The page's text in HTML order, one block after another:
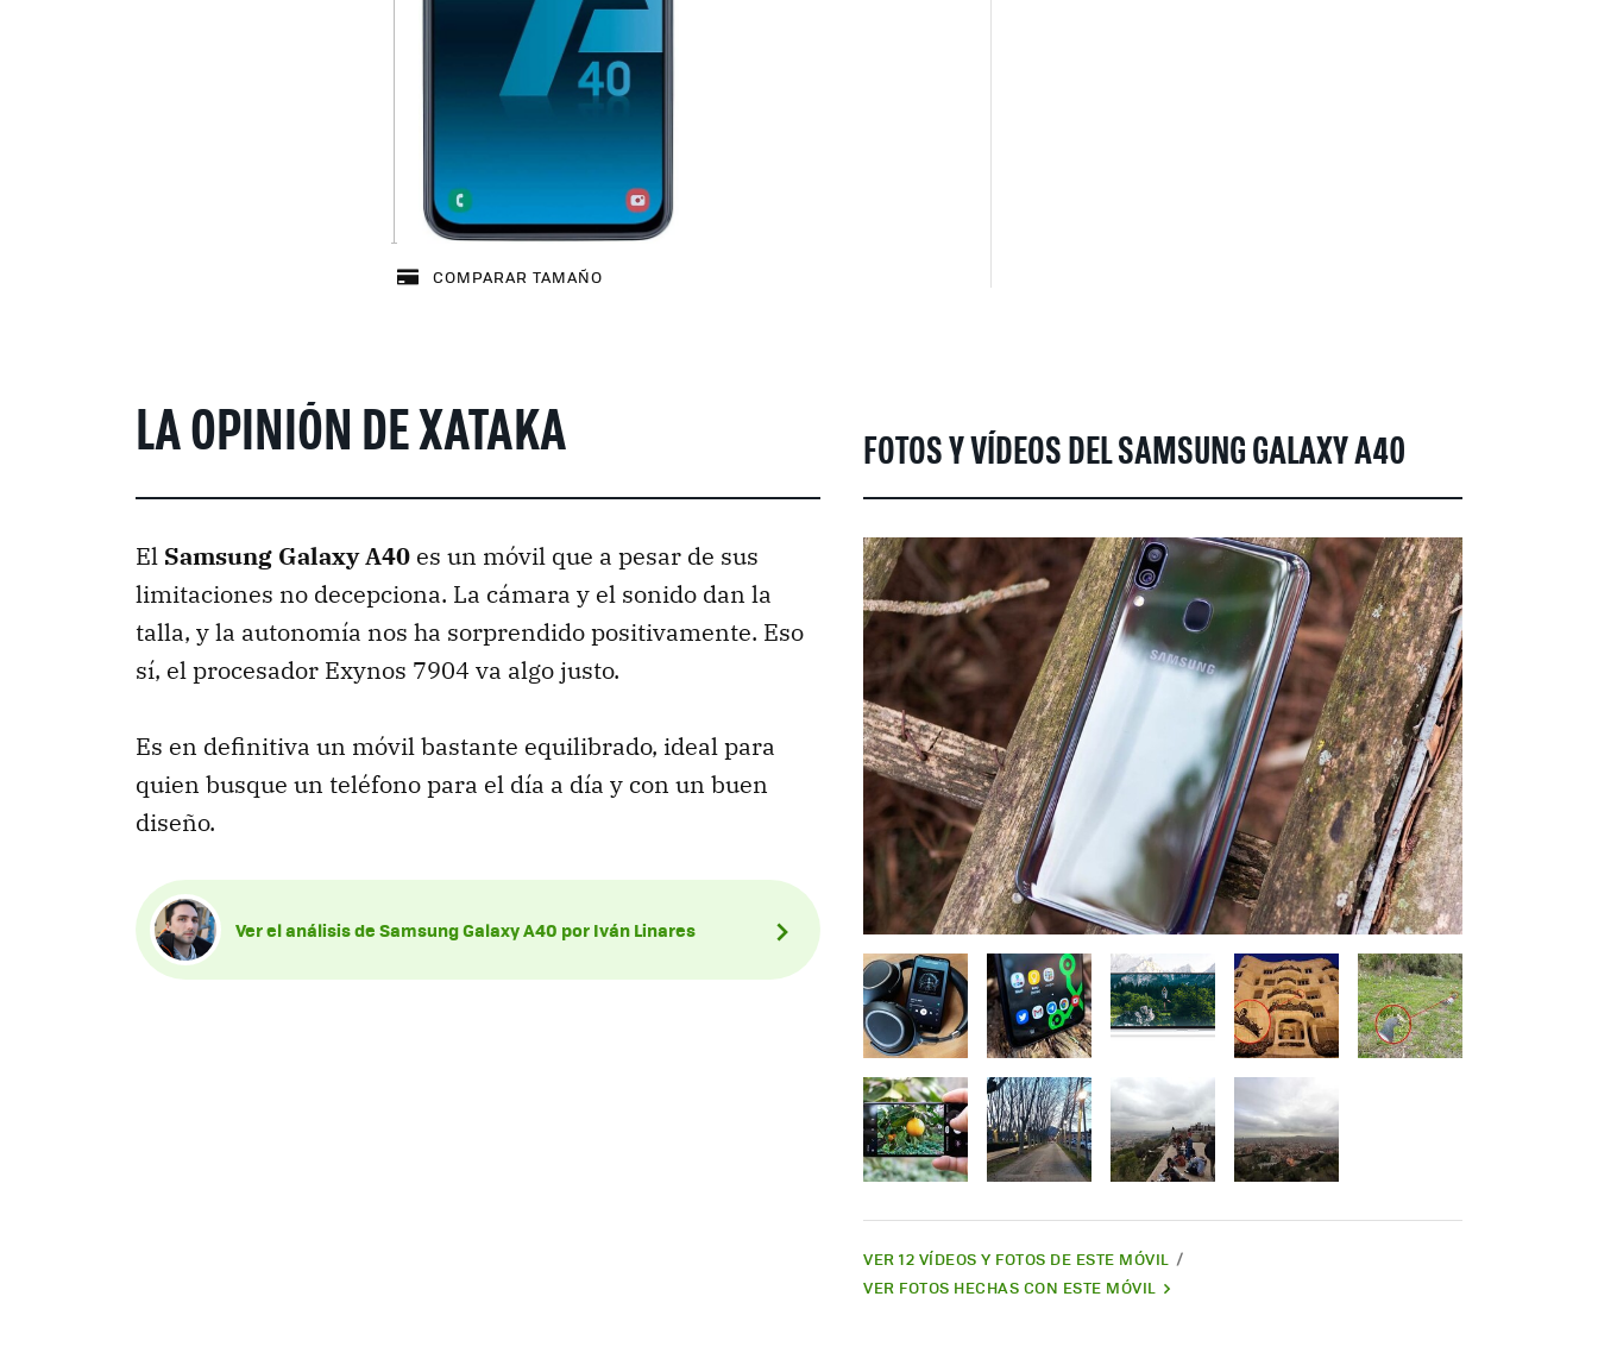
COMPARAR TAMAÑO
LA OPINIÓN DE XATAKA
El Samsung Galaxy A40 es un móvil que a pesar de sus
limitaciones no decepciona. La cámara y el sonido dan la
talla, y la autonomía nos ha sorprendido positivamente. Eso
sí, el procesador Exynos 7904 va algo justo.
Es en definitiva un móvil bastante equilibrado, ideal para
quien busque un teléfono para el día a día y con un buen
diseño.
Ver el análisis de Samsung Galaxy A40 por Iván Linares
FOTOS Y VÍDEOS DEL SAMSUNG GALAXY A40
VER 12 VÍDEOS Y FOTOS DE ESTE MÓVIL
VER FOTOS HECHAS CON ESTE MÓVIL